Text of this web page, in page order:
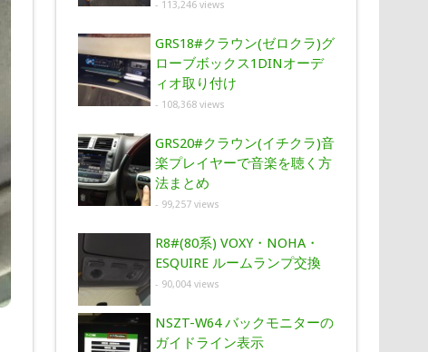
- 113,246 views
GRS18#クラウン(ゼロクラ)グ
ローブボックス1DINオーデ
ィオ取り付け
- 108,368 views
GRS20#クラウン(イチクラ)音
楽プレイヤーで音楽を聴く方
法まとめ
- 99,257 views
R8#(80系) VOXY・NOHA・
ESQUIRE ルームランプ交換
- 90,004 views
NSZT-W64 バックモニターの
ガイドライン表示